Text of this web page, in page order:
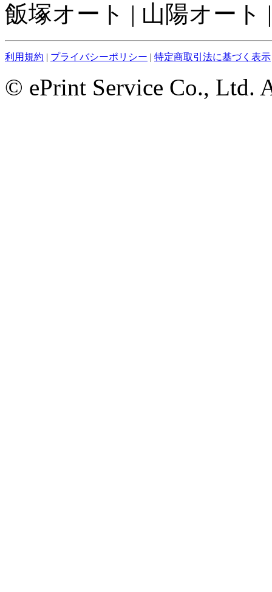
飯塚オート | 山陽オート |
利用規約 | プライバシーポリシー | 特定商取引法に基づく表示
© ePrint Service Co., Ltd.